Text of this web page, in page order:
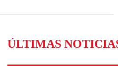
ÚLTIMAS